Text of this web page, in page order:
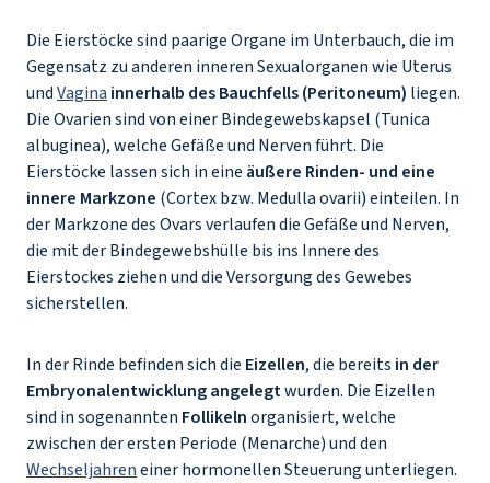
Die Eierstöcke sind paarige Organe im Unterbauch, die im
Gegensatz zu anderen inneren Sexualorganen wie Uterus
undVagina innerhalb des Bauchfells (Peritoneum) liegen.
Die Ovarien sind von einer Bindegewebskapsel (Tunica
albuginea), welche Gefäße und Nerven führt. Die
Eierstöcke lassen sich in eine äußere Rinden- und eine
innere Markzone (Cortexbzw. Medullaovarii) einteilen. In
der Markzone des Ovars verlaufen die Gefäße und Nerven,
die mit der Bindegewebshülle bis ins Innere des
Eierstockes ziehen und die Versorgung des Gewebes
sicherstellen.
In der Rinde befinden sich die Eizellen, die bereits in der
Embryonalentwicklung angelegtwurden. Die Eizellen
sind in sogenannten Follikelnorganisiert, welche
zwischen der ersten Periode (Menarche) und den
Wechseljahreneiner hormonellen Steuerung unterliegen.